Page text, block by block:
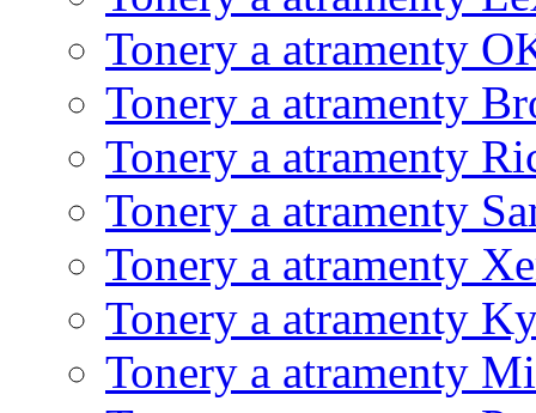
Tonery a atramenty
Tonery a atramenty
Tonery a atramenty
Tonery a atramenty
Tonery a atramenty
Tonery a atramenty
Tonery a atramenty